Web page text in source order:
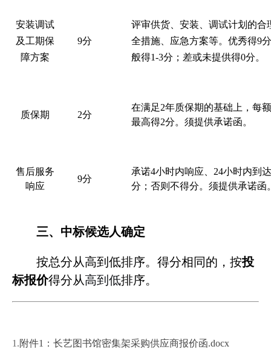
安装调试
及工期保
障方案
9分
评审供货、安装、调试计划的合
全措施、应急方案等。优秀得9
般得1-3分；差或未提供得0分。
质保期 2分
在满足2年质保期的基础上，每
最高得2分。须提供承诺函。
售后服务
响应
9分
承诺4小时内响应、 24小时内到
分；否则不得分。须提供承诺函
三、中标候选人确定
按总分从高到低排序。得分相同的，按投
标报价得分从高到低排序。
1.附件1：长艺图书馆密集架采购供应商报价函.docx